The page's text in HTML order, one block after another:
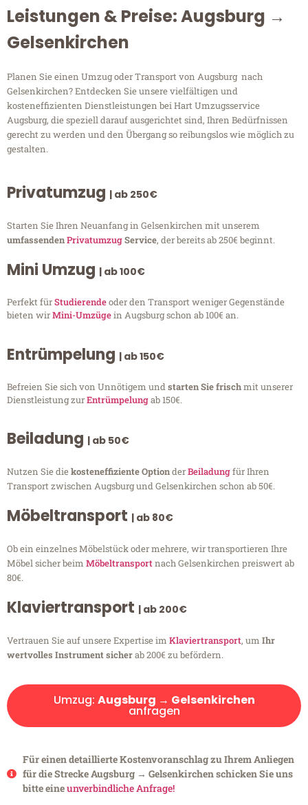
Leistungen & Preise: Augsburg →
Gelsenkirchen
Planen Sie einen Umzug oder Transport von Augsburg nach
Gelsenkirchen? Entdecken Sie unsere vielfältigen und
kosteneffizienten Dienstleistungen bei Hart Umzugsservice
Augsburg, die speziell darauf ausgerichtet sind, Ihren Bedürfnissen
gerecht zu werden und den Übergang so reibungslos wie möglich zu
gestalten.
Privatumzug | ab 250€
Starten Sie Ihren Neuanfang in Gelsenkirchen mit unserem
umfassendenPrivatumzugService, der bereits ab 250€ beginnt.
Mini Umzug | ab 100€
Perfekt fürStudierendeoder den Transport weniger Gegenstände
bieten wirMini-Umzügein Augsburg schon ab 100€ an.
Entrümpelung | ab 150€
Befreien Sie sich von Unnötigem undstarten Sie frischmit unserer
Dienstleistung zurEntrümpelungab 150€.
Beiladung | ab 50€
Nutzen Sie diekosteneffiziente OptionderBeiladungfür Ihren
Transport zwischen Augsburg und Gelsenkirchen schon ab 50€.
Möbeltransport | ab 80€
Ob ein einzelnes Möbelstück oder mehrere, wir transportieren Ihre
Möbel sicher beim Möbeltransportnach Gelsenkirchen preiswert ab
80€.
Klaviertransport | ab 200€
Vertrauen Sie auf unsere Expertise im Klaviertransport, um Ihr
wertvolles Instrument sicherab 200€ zu befördern.
Umzug: Augsburg → Gelsenkirchen
anfragen
Für einen detaillierte Kostenvoranschlag zu Ihrem Anliegen
für die Strecke Augsburg → Gelsenkirchen schicken Sie uns
bitte eineunverbindliche Anfrage!